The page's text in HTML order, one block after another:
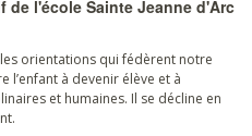
l'école Sainte Jeanne d'Arc
orientations qui fédèrent notre
l’enfant à devenir élève et à
et humaines. Il se décline en